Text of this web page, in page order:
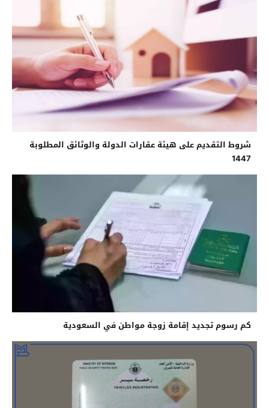
شروط التقديم على هيئة عقارات الدولة والوثائق المطلوبة
1447
كم رسوم تجديد إقامة زوجة مواطن في السعودية